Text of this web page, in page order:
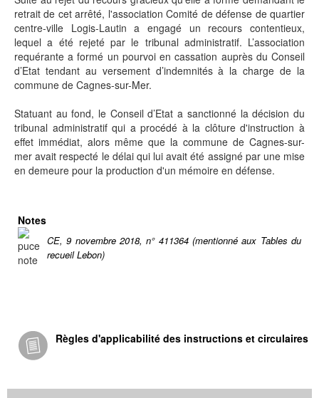
retrait de cet arrêté, l'association Comité de défense de quartier
centre-ville Logis-Lautin a engagé un recours contentieux,
lequel a été rejeté par le tribunal administratif. L’association
requérante a formé un pourvoi en cassation auprès du Conseil
d’Etat tendant au versement d’indemnités à la charge de la
commune de Cagnes-sur-Mer.
Statuant au fond, le Conseil d’Etat a sanctionné la décision du
tribunal administratif qui a procédé à la clôture d'instruction à
effet immédiat, alors même que la commune de Cagnes-sur-
mer avait respecté le délai qui lui avait été assigné par une mise
en demeure pour la production d'un mémoire en défense.
Notes
CE, 9 novembre 2018, n° 411364 (mentionné aux Tables du
recueil Lebon)
Règles d'applicabilité des instructions et circulaires